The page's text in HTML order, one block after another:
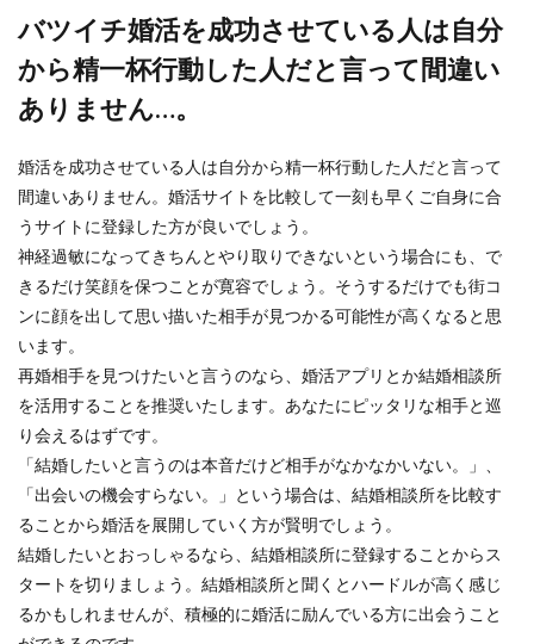
バツイチ婚活を成功させている人は自分
から精一杯行動した人だと言って間違い
ありません…。
婚活を成功させている人は自分から精一杯行動した人だと言って
間違いありません。婚活サイトを比較して一刻も早くご自身に合
うサイトに登録した方が良いでしょう。
神経過敏になってきちんとやり取りできないという場合にも、で
きるだけ笑顔を保つことが寛容でしょう。そうするだけでも街コ
ンに顔を出して思い描いた相手が見つかる可能性が高くなると思
います。
再婚相手を見つけたいと言うのなら、婚活アプリとか結婚相談所
を活用することを推奨いたします。あなたにピッタリな相手と巡
り会えるはずです。
「結婚したいと言うのは本音だけど相手がなかなかいない。」、
「出会いの機会すらない。」という場合は、結婚相談所を比較す
ることから婚活を展開していく方が賢明でしょう。
結婚したいとおっしゃるなら、結婚相談所に登録することからス
タートを切りましょう。結婚相談所と聞くとハードルが高く感じ
るかもしれませんが、積極的に婚活に励んでいる方に出会うこと